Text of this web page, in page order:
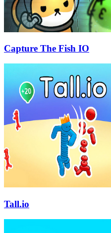
Capture The Fish IO
Tall.io